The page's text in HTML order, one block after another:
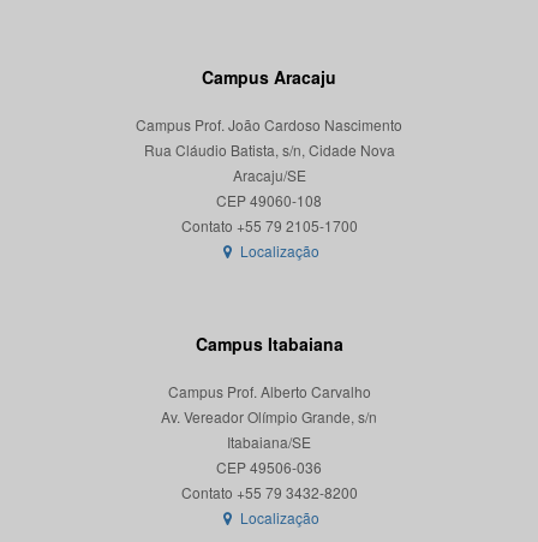
Campus Aracaju
Campus Prof. João Cardoso Nascimento
Rua Cláudio Batista, s/n, Cidade Nova
Aracaju/SE
CEP 49060-108
Localização
Campus Itabaiana
Campus Prof. Alberto Carvalho
Av. Vereador Olímpio Grande, s/n
Itabaiana/SE
CEP 49506-036
Localização